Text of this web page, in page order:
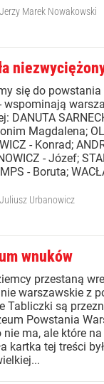
Jerzy Marek Nowakowski
się do
wspominają
DANUTA
Magdalena;
- Konrad;
- Józef;
- Boruta;
Juliusz Urbanowicz
wnuków
przestaną
warszawskie z
Tabliczki są
Powstania
nie ma, ale które
kartka tej treści